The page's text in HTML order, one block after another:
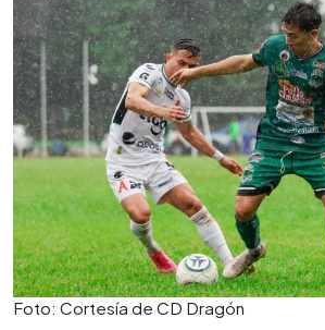
Foto: Cortesía de CD Dragón